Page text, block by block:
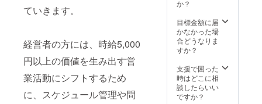
ていきます。
経営者の方には、時給5,000
円以上の価値を生み出す営
業活動にシフトするため
に、スケジュール管理や問
にて調
整させ
ていた
定で
45,000
円お得
す。
※2023
年1月か
ら1年間
か？
目標金額に届
かなかった場
合どうなりま
すか？
支援で困った
時はどこに相
談したらいい
ですか？